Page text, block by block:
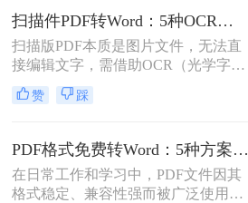
呢？本文将介绍三种常用的免费方法
来实现这一目标。
扫描件PDF转Word：5种OCR方案的识别精度和速度对比！
扫描版PDF本质是图片文件，无法直
接编辑文字，需借助OCR（光学字符
识别）技术提取文字并转换为可编辑
的Word格式。那么扫描pdf怎么转换
5种主流方案，助您高效完成转换。
赞 踩
PDF格式免费转Word：5种方案的速度、精度、文件限制对比！
在日常工作和学习中，PDF文件因其
格式稳定、兼容性强而被广泛使用。